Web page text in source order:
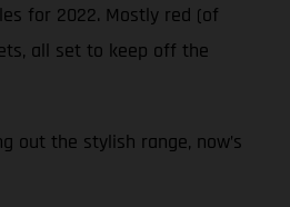
for 2022. Mostly red (of
all set to keep off the
out the stylish range, now’s